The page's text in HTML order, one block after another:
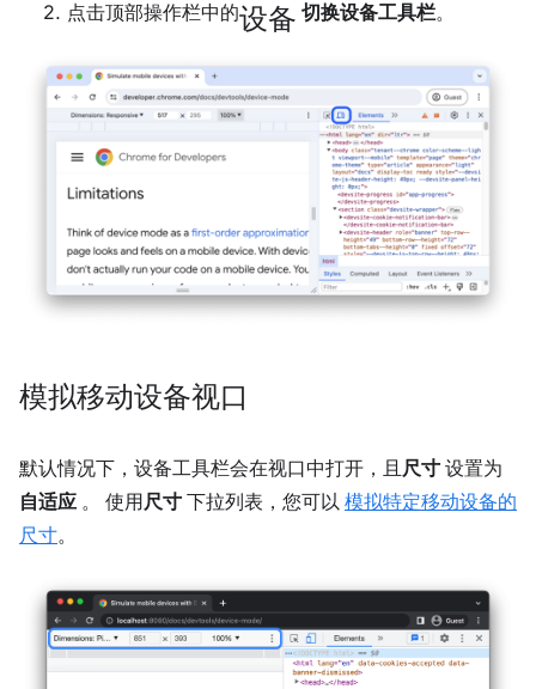
点击顶部操作栏中的设备 切换设备工具栏。
模拟移动设备视口
默认情况下，设备工具栏会在视口中打开，且尺寸 设置为
自适应 。 使用尺寸 下拉列表，您可以 模拟特定移动设备的
尺寸。